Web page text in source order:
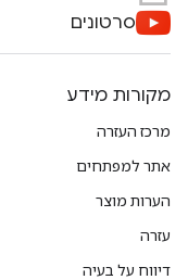
סרטונים
מקורות מידע
מרכז העזרה
אתר למפתחים
הערות מוצר
עזרה
דיווח על בעיה